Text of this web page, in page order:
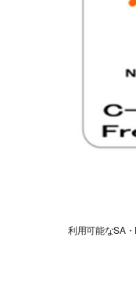
利用可能なSA